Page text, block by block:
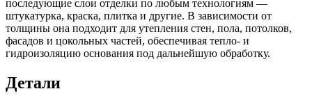
последующие слои отделки по любым технологиям —
штукатурка, краска, плитка и другие. В зависимости от
толщины она подходит для утепления стен, пола, потолков,
фасадов и цокольных частей, обеспечивая тепло- и
гидроизоляцию основания под дальнейшую обработку.
Детали